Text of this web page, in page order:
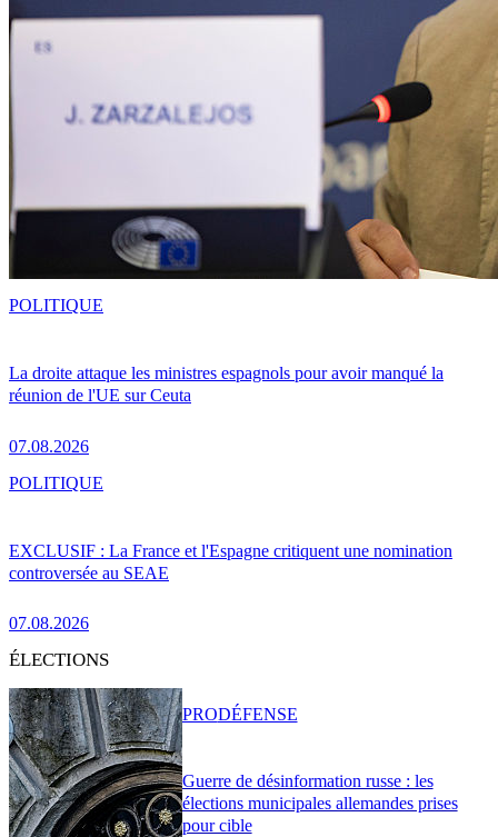
La droite attaque les ministres espagnols pour avoir manqué la
réunion de l'UE sur Ceuta
07.08.2026
POLITIQUE
EXCLUSIF : La France et l'Espagne critiquent une nomination
controversée au SEAE
07.08.2026
POLITIQUE
ÉLECTIONS
Guerre de désinformation russe : les
élections municipales allemandes prises
pour cible
PRODÉFENSE